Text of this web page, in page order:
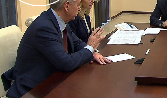
Телефонный разговор с Премьер-
Моди
25 марта 2020 года, 18:20